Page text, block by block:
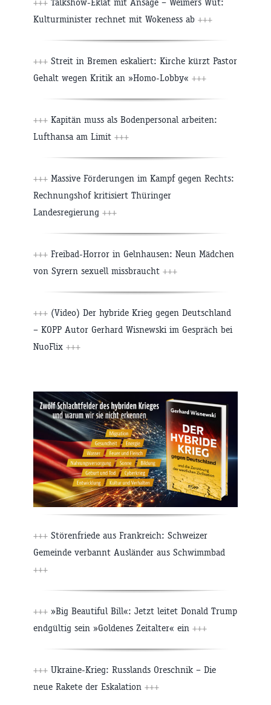
Kulturminister rechnet mit Wokeness ab +++
+++ Streit in Bremen eskaliert: Kirche kürzt Pastor
Gehalt wegen Kritik an »Homo-Lobby« +++
+++ Kapitän muss als Bodenpersonal arbeiten:
Lufthansa am Limit +++
+++ Massive Förderungen im Kampf gegen Rechts:
Rechnungshof kritisiert Thüringer
Landesregierung +++
+++ Freibad-Horror in Gelnhausen: Neun Mädchen
von Syrern sexuell missbraucht +++
+++ (Video) Der hybride Krieg gegen Deutschland
– KOPP Autor Gerhard Wisnewski im Gespräch bei
NuoFlix +++
+++ Störenfriede aus Frankreich: Schweizer
Gemeinde verbannt Ausländer aus Schwimmbad
+++
+++ »Big Beautiful Bill«: Jetzt leitet Donald Trump
endgültig sein »Goldenes Zeitalter« ein +++
+++ Ukraine-Krieg: Russlands Oreschnik – Die
neue Rakete der Eskalation +++